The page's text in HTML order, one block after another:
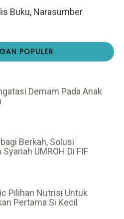
Buku, Narasumber
POPULER
Demam Pada Anak
Berkah, Solusi
UMROH Di FIF
Pilihan Nutrisi Untuk
Pertama Si Kecil